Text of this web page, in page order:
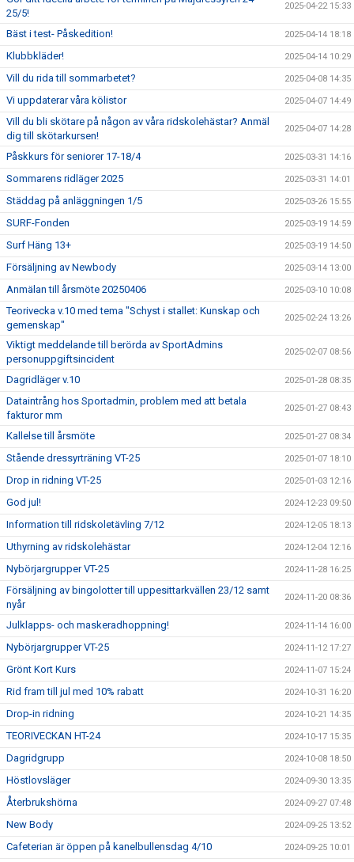
25/5!
2025-04-22 15:33
Bäst i test- Påskedition! 2025-04-14 18:18
Klubbkläder! 2025-04-14 10:29
Vill du rida till sommarbetet? 2025-04-08 14:35
Vi uppdaterar våra kölistor 2025-04-07 14:49
Vill du bli skötare på någon av våra ridskolehästar? Anmäl
dig till skötarkursen!
2025-04-07 14:28
Påskkurs för seniorer 17-18/4 2025-03-31 14:16
Sommarens ridläger 2025 2025-03-31 14:01
Städdag på anläggningen 1/5 2025-03-26 15:55
SURF-Fonden 2025-03-19 14:59
Surf Häng 13+ 2025-03-19 14:50
Försäljning av Newbody 2025-03-14 13:00
Anmälan till årsmöte 20250406 2025-03-10 10:08
Teorivecka v.10 med tema "Schyst i stallet: Kunskap och
gemenskap"
2025-02-24 13:26
Viktigt meddelande till berörda av SportAdmins
personuppgiftsincident
2025-02-07 08:56
Dagridläger v.10 2025-01-28 08:35
Dataintrång hos Sportadmin, problem med att betala
fakturor mm
2025-01-27 08:43
Kallelse till årsmöte 2025-01-27 08:34
Stående dressyrträning VT-25 2025-01-07 18:10
Drop in ridning VT-25 2025-01-03 12:16
God jul! 2024-12-23 09:50
Information till ridskoletävling 7/12 2024-12-05 18:13
Uthyrning av ridskolehästar 2024-12-04 12:16
Nybörjargrupper VT-25 2024-11-28 16:25
Försäljning av bingolotter till uppesittarkvällen 23/12 samt
nyår
2024-11-20 08:36
Julklapps- och maskeradhoppning! 2024-11-14 16:00
Nybörjargrupper VT-25 2024-11-12 17:27
Grönt Kort Kurs 2024-11-07 15:24
Rid fram till jul med 10% rabatt 2024-10-31 16:20
Drop-in ridning 2024-10-21 14:35
TEORIVECKAN HT-24 2024-10-17 15:35
Dagridgrupp 2024-10-08 18:50
Höstlovsläger 2024-09-30 13:35
Återbrukshörna 2024-09-27 07:48
New Body 2024-09-25 13:52
Cafeterian är öppen på kanelbullensdag 4/10 2024-09-25 10:01